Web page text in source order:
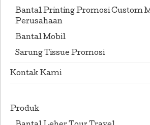
Bantal Printing Promosi Custom
Perusahaan
Bantal Mobil
Sarung Tissue Promosi
Kontak Kami
Produk